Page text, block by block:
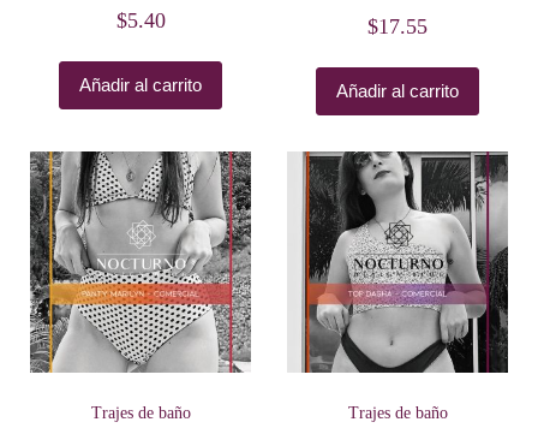
$5.40
Añadir al carrito
$17.55
Añadir al carrito
Trajes de baño Trajes de baño